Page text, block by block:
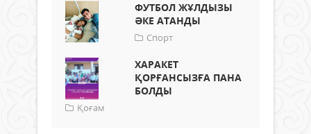
ФУТБОЛ ЖҰЛДЫЗЫ
ӘКЕ АТАНДЫ
Спорт
ХАРАКЕТ
ҚОРҒАНСЫЗҒА ПАНА
БОЛДЫ
Қоғам